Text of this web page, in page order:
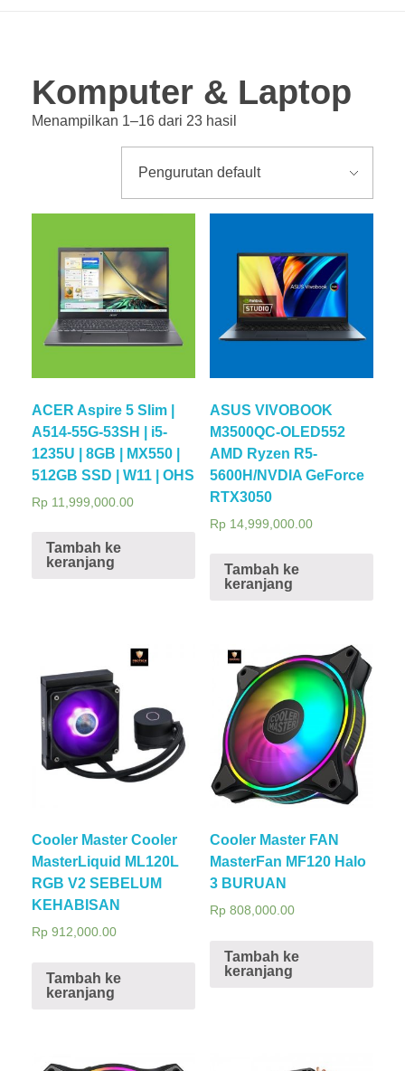
Handphone & Tablet
Komputer & Laptop
Office & Stationery
Voice Recorder
Work Services
Komputer & Laptop
Menampilkan 1–16 dari 23 hasil
ACER Aspire 5 Slim |
A514-55G-53SH | i5-
1235U | 8GB | MX550 |
512GB SSD | W11 | OHS
Rp 11,999,000.00
Tambah ke
keranjang
ASUS VIVOBOOK
M3500QC-OLED552
AMD Ryzen R5-
5600H/NVDIA GeForce
RTX3050
Rp14,999,000.00
Tambah ke
keranjang
Cooler Master Cooler
MasterLiquid ML120L
RGB V2 SEBELUM
KEHABISAN
Rp 912,000.00
Tambah ke
keranjang
Cooler Master FAN
MasterFan MF120 Halo
3 BURUAN
Rp808,000.00
Tambah ke
keranjang